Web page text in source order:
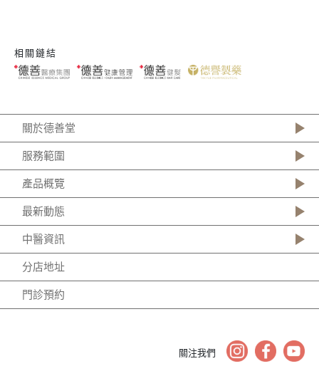
相關鏈結
關於德善堂
服務範圍
產品概覽
最新動態
中醫資訊
分店地址
門診預約
關注我們